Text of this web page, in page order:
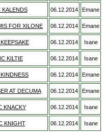
KALENDS 06.12.2014 Emane
FOR XILONE 06.12.2014 Emane
06.12.2014 Isane
KILTIE 06.12.2014 Isane
06.12.2014 Emane
AT DECUMA 06.12.2014 Emane
KNACKY 06.12.2014 Isane
KNIGHT 06.12.2014 Isane